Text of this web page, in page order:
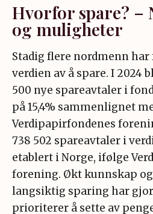
Hvorfor spare? –
og muligheter
Stadig flere nordmenn
verdien av å spare. I 2024
500 nye spareavtaler i
på 15,4% sammenlignet
Verdipapirfondenes
738 502 spareavtaler i
etablert i Norge, ifølge
forening. Økt kunnskap
langsiktig sparing har
prioriterer å sette av